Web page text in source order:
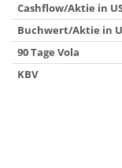
Cashflow/Aktie in
Buchwert/Aktie in
90 Tage Vola
KBV